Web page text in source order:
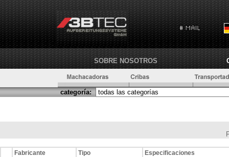
SOBRE NOSOTROS
categoría:
Fabricante Tipo Especificaciones